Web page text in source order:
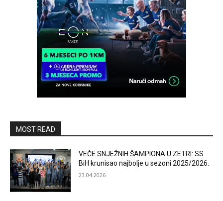
MOST READ
VEČE SNJEŽNIH ŠAMPIONA U ZETRI: SS
BiH krunisao najbolje u sezoni 2025/2026.
23.04.2026